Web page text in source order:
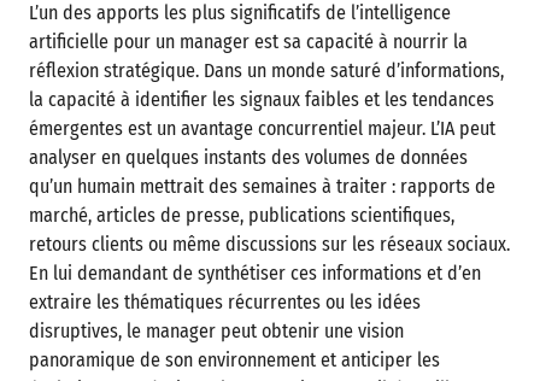
L’un des apports les plus significatifs de l’intelligence
artificielle pour un manager est sa capacité à nourrir la
réflexion stratégique. Dans un monde saturé d’informations,
la capacité à identifier les signaux faibles et les tendances
émergentes est un avantage concurrentiel majeur. L’IA peut
analyser en quelques instants des volumes de données
qu’un humain mettrait des semaines à traiter : rapports de
marché, articles de presse, publications scientifiques,
retours clients ou même discussions sur les réseaux sociaux.
En lui demandant de synthétiser ces informations et d’en
extraire les thématiques récurrentes ou les idées
disruptives, le manager peut obtenir une vision
panoramique de son environnement et anticiper les